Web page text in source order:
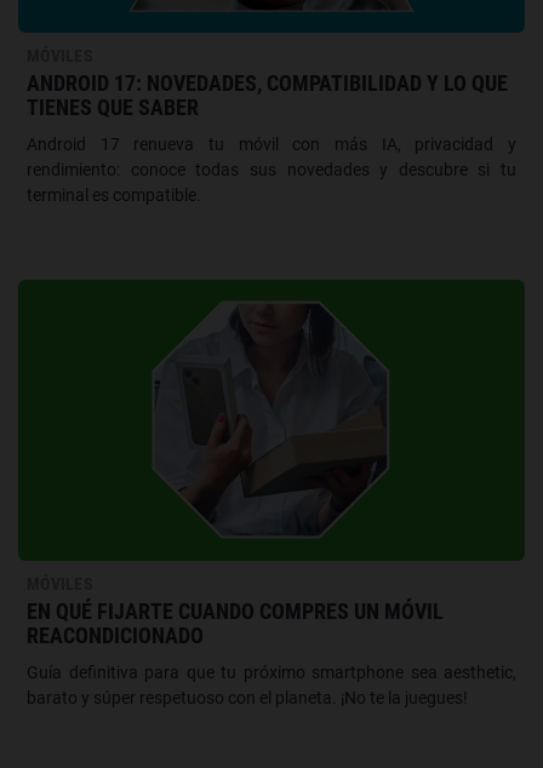
ANDROID 17: NOVEDADES, COMPATIBILIDAD Y LO QUE
TIENES QUE SABER
Android 17 renueva tu móvil con más IA, privacidad y
rendimiento: conoce todas sus novedades y descubre si tu
terminal es compatible.
EN QUÉ FIJARTE CUANDO COMPRES UN MÓVIL
REACONDICIONADO
Guía definitiva para que tu próximo smartphone sea aesthetic,
barato y súper respetuoso con el planeta. ¡No te la juegues!